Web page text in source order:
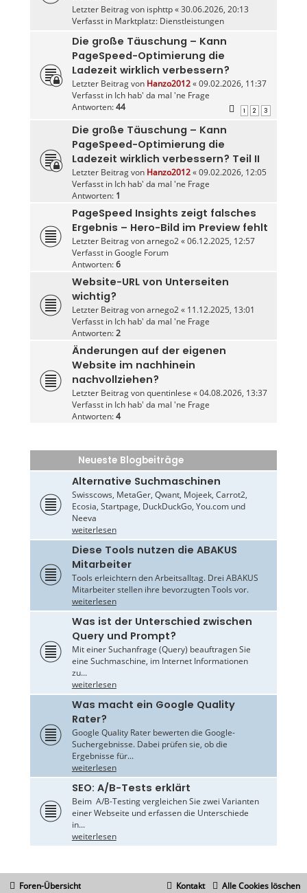
Letzter Beitrag von isphttp«30.06.2026, 20:13
Verfasst in Marktplatz: Dienstleistungen
Die große Täuschung – Kann
PageSpeed-Optimierung die
Ladezeit wirklich verbessern?
Letzter Beitrag von Hanzo2012«09.02.2026, 11:37
Verfasst in Ich hab' da mal 'ne Frage
Antworten:44 1 2 3
Die große Täuschung – Kann
PageSpeed-Optimierung die
Ladezeit wirklich verbessern? Teil II
Letzter Beitrag von Hanzo2012«09.02.2026, 12:05
Verfasst in Ich hab' da mal 'ne Frage
Antworten: 1
PageSpeed Insights zeigt falsches
Ergebnis – Hero-Bild im Preview fehlt
Letzter Beitrag vonarnego2«06.12.2025, 12:57
Verfasst inGoogle Forum
Antworten:6
Website-URL von Unterseiten
wichtig?
Letzter Beitrag vonarnego2« 11.12.2025, 13:01
Verfasst in Ich hab' da mal 'ne Frage
Antworten:2
Änderungen auf der eigenen
Website im nachhinein
nachvollziehen?
Letzter Beitrag vonquentinlese «04.08.2026, 13:37
Verfasst in Ich hab' da mal 'ne Frage
Antworten:4
Neueste Blogbeiträge
Alternative Suchmaschinen
Swisscows, MetaGer, Qwant, Mojeek, Carrot2,
Ecosia, Startpage, DuckDuckGo, You.com und
Neeva
weiterlesen
Diese Tools nutzen die ABAKUS
Mitarbeiter
Tools erleichtern den Arbeitsalltag. Drei ABAKUS
Mitarbeiter stellen ihre bevorzugten Tools vor.
weiterlesen
Was ist der Unterschied zwischen
Query und Prompt?
Mit einer Suchanfrage (Query) beauftragen Sie
eine Suchmaschine, im Internet Informationen
zu...
weiterlesen
Was macht ein Google Quality
Rater?
Google Quality Rater bewerten die Google-
Suchergebnisse. Dabei prüfen sie, ob die
Ergebnisse für...
weiterlesen
SEO: A/B-Tests erklärt
Beim A/B-Testing vergleichen Sie zwei Varianten
einer Webseite und erfassen die Unterschiede
in...
weiterlesen
Foren-Übersicht Alle Cookies löschen
Kontakt